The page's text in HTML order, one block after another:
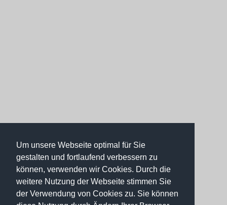
Um unsere Webseite optimal für Sie
gestalten und fortlaufend verbessern zu
können, verwenden wir Cookies. Durch die
weitere Nutzung der Webseite stimmen Sie
der Verwendung von Cookies zu. Sie können